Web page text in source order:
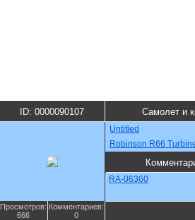
ID: 0000090107 Самолет и
Untitled
Robinson R66
RA-06360
Просмотров:
666
Комментариев:
0